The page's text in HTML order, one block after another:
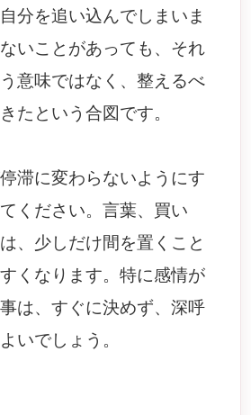
分を追い込んでしまいま
いことがあっても、それ
意味ではなく、整えるべ
たという合図です。
滞に変わらないようにす
ください。言葉、買い
、少しだけ間を置くこと
くなります。特に感情が
は、すぐに決めず、深呼
いでしょう。